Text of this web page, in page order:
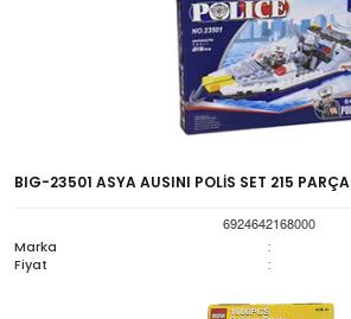
BIG-23501 ASYA AUSINI POLİS SET 215 PARÇA
6924642168000
Marka
:
Fiyat :